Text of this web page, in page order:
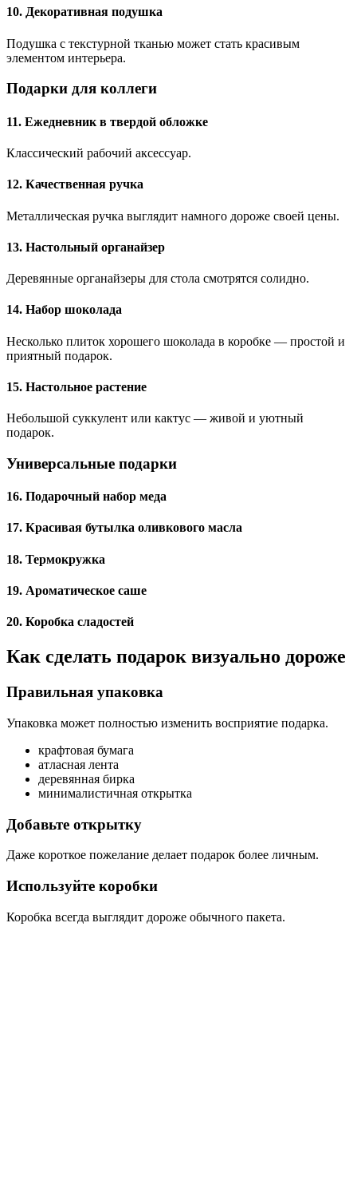
10. Декоративная подушка
Подушка с текстурной тканью может стать красивым
элементом интерьера.
Подарки для коллеги
11. Ежедневник в твердой обложке
Классический рабочий аксессуар.
12. Качественная ручка
Металлическая ручка выглядит намного дороже своей цены.
13. Настольный органайзер
Деревянные органайзеры для стола смотрятся солидно.
14. Набор шоколада
Несколько плиток хорошего шоколада в коробке — простой и
приятный подарок.
15. Настольное растение
Небольшой суккулент или кактус — живой и уютный
подарок.
Универсальные подарки
16. Подарочный набор меда
17. Красивая бутылка оливкового масла
18. Термокружка
19. Ароматическое саше
20. Коробка сладостей
Как сделать подарок визуально дороже
Правильная упаковка
Упаковка может полностью изменить восприятие подарка.
крафтовая бумага
атласная лента
деревянная бирка
минималистичная открытка
Добавьте открытку
Даже короткое пожелание делает подарок более личным.
Используйте коробки
Коробка всегда выглядит дороже обычного пакета.